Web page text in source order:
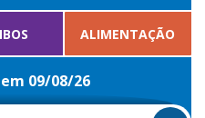
ALIMENTAÇÃO
09/08/26